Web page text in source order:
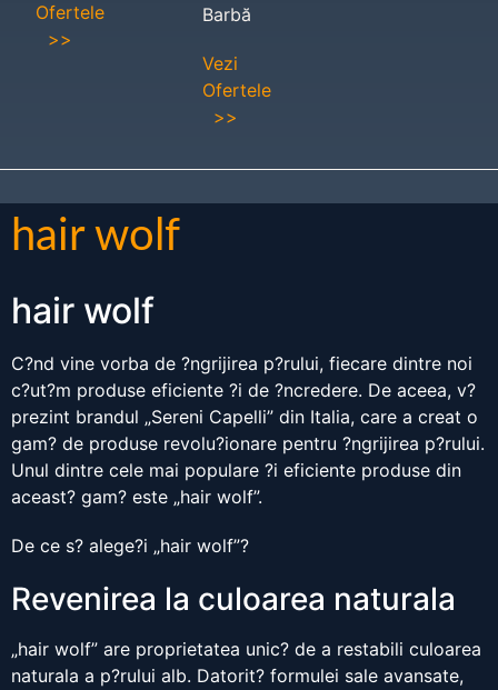
Ofertele
>>
Barbă
Vezi
Ofertele
>>
hair wolf
hair wolf
C?nd vine vorba de ?ngrijirea p?rului, fiecare dintre noi
c?ut?m produse eficiente ?i de ?ncredere. De aceea, v?
prezint brandul „Sereni Capelli” din Italia, care a creat o
gam? de produse revolu?ionare pentru ?ngrijirea p?rului.
Unul dintre cele mai populare ?i eficiente produse din
aceast? gam? este „hair wolf”.
De ce s? alege?i „hair wolf”?
Revenirea la culoarea naturala
„hair wolf” are proprietatea unic? de a restabili culoarea
naturala a p?rului alb. Datorit? formulei sale avansate,